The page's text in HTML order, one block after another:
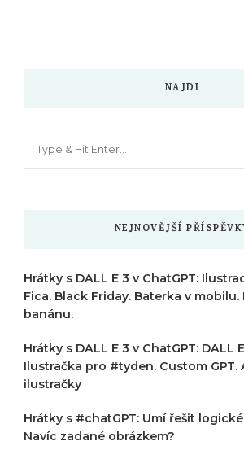
NAJDI
NEJNOVĚJŠÍ
Hrátky s DALL E 3 v ChatGPT:
Fica. Black Friday. Baterka v
banánu.
Hrátky s DALL E 3 v ChatGPT: DALL
Ilustračka pro #tyden. Custom GPT.
ilustračky
Hrátky s #chatGPT: Umí řešit
Navíc zadané obrázkem?